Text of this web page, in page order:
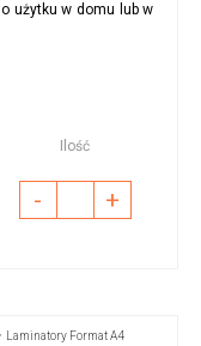
użytku w domu lub w
Ilość
- +
Laminatory Format A4